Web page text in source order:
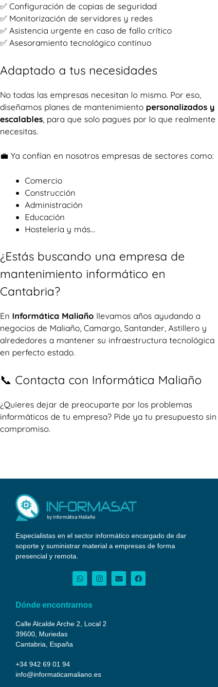
✅ Configuración de copias de seguridad
✅ Monitorización de servidores y redes
✅ Asistencia urgente en caso de fallo crítico
✅ Asesoramiento tecnológico continuo
Adaptado a tus necesidades
No todas las empresas necesitan lo mismo. Por eso,
diseñamos planes de mantenimiento personalizados y
escalables , para que solo pagues por lo que realmente
necesitas.
💼 Ya confían en nosotros empresas de sectores como:
Comercio
Construcción
Administración
Educación
Hostelería y más…
¿Estás buscando una empresa de
mantenimiento informático en
Cantabria?
En Informática Maliaño llevamos años ayudando a
negocios de Maliaño, Camargo, Santander, Astillero y
alrededores a mantener su infraestructura tecnológica
en perfecto estado.
📞 Contacta con Informática Maliaño
¿Quieres dejar de preocuparte por los problemas
informáticos de tu empresa? Pide ya tu presupuesto sin
compromiso.
Especialistas en el sector informático encargado de dar
soporte y suministrar material a empresas de forma
presencial y remota.
Dónde encontrarnos
Calle Alcalde Arche 2, Local 2
39600, Muriedas
Cantabria, España
+34 942 69 01 94
info@informaticamaliano.es